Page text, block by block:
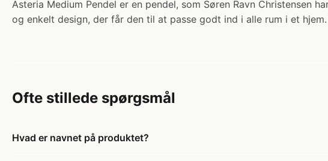
Asteria Medium Pendel er en pendel, som Søren Ravn Christensen
og enkelt design, der får den til at passe godt ind i alle rum i et
Ofte stillede spørgsmål
Hvad er navnet på produktet?